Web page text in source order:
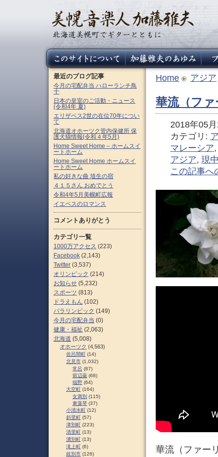
Home アジア
華流（フ
2018年05
カテゴリ:
マレーシア
アジア, 現
この記事へ
華流（ファー
最近のブログ記事
今月の宅配弁当 ハローランチ鳥
十
日本の皇室のご活動・ニュース
(令和4年 夏)
エリザベス2世の在位70年につい
て
北海道オホーツク管内保健所 保
護犬猫情報(令和４年5月)
Home Sweet Home – ホームスイ
ートホーム
Home Sweet Home ホームスイ
ートホーム
私の好きな曲 埴生の宿
４１５さん おめでとう
令和4年5月美幌町広報
イエペスのロマンス
コメントありがとう
カテゴリ一覧
1000万アクセス (223)
Facebook (2,143)
Twitter (3,537)
オリンピック (214)
お知らせ (5,232)
スポーツ (813)
ドラえもん (102)
パラリンピック (149)
今月の宅配弁当 (0)
健康・福祉 (2,063)
北海道 (5,008)
オホーツク (4,563)
佐呂間町 (14)
北見市 (1,032)
常呂 (87)
留辺蘂 (68)
端野 (64)
大空町 (164)
女満別 (115)
東藻琴 (37)
小清水町 (12)
斜里町 (57)
津別町 (223)
清里町 (13)
湧別町 (13)
滝上町 (6)
紋別市 (126)